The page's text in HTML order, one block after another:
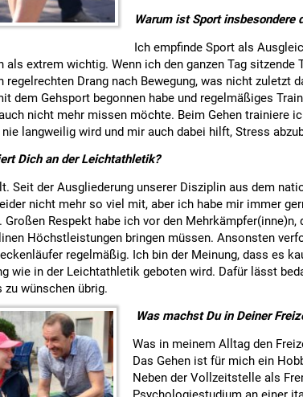
Warum ist Sport insbesondere
Ich empfinde Sport als
als extrem wichtig. Wenn ich den ganzen Tag sitzende
regelrechten Drang nach Bewegung, was nicht zuletzt
dem Gehsport begonnen habe und regelmäßiges
nicht mehr missen möchte. Beim Gehen trainiere
langweilig wird und mir auch dabei hilft, Stress
Dich an der Leichtathletik?
Seit der Ausgliederung unserer Disziplin aus dem
nicht mehr so viel mit, aber ich habe mir immer
Großen Respekt habe ich vor den
Höchstleistungen bringen müssen. Ansonsten
regelmäßig. Ich bin der Meinung, dass es
wie in der Leichtathletik geboten wird. Dafür lässt
wünschen übrig.
Was machst Du in Deiner
Was in meinem Alltag den
Das Gehen ist für mich ein
Neben der Vollzeitstelle als